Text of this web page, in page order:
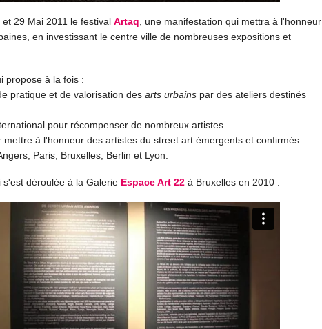
29 Mai 2011 le festival Artaq, une manifestation qui mettra à l'honneur
en investissant le centre ville de nombreuses expositions et
propose à la fois :
pratique et de valorisation des arts urbains par des ateliers destinés
pour récompenser de nombreux artistes.
à l'honneur des artistes du street art émergents et confirmés.
Paris, Bruxelles, Berlin et Lyon.
déroulée à la Galerie Espace Art 22 à Bruxelles en 2010 :